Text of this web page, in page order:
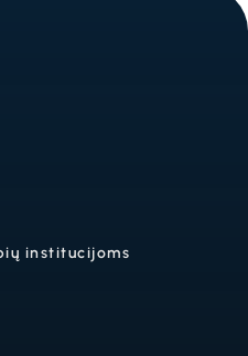
institucijoms